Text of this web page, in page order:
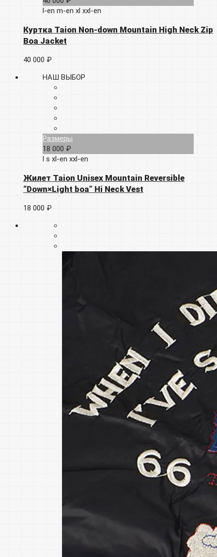
l-en m-en xl xxl-en
Куртка Taion Non-down Mountain High Neck Zip
Boa Jacket
40 000 ₽
НАШ ВЫБОР
Размеры
18 000 ₽
s xl-en xxl-en
Жилет Taion Unisex Mountain Reversible
“Down×Light boa” Hi Neck Vest
18 000 ₽